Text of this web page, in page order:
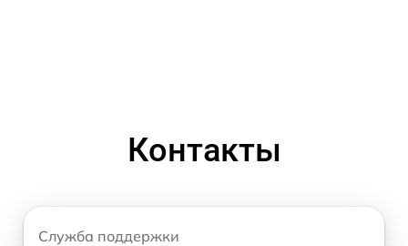
Контакты
Служба поддержки